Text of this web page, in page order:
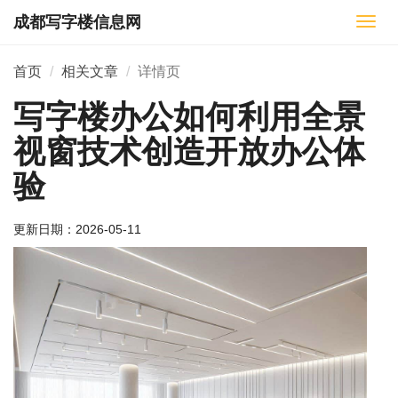
切
成都写字楼信息网
首页 相关文章 详情页
写字楼办公如何利用全景
视窗技术创造开放办公体
验
更新日期： 2026-05-11